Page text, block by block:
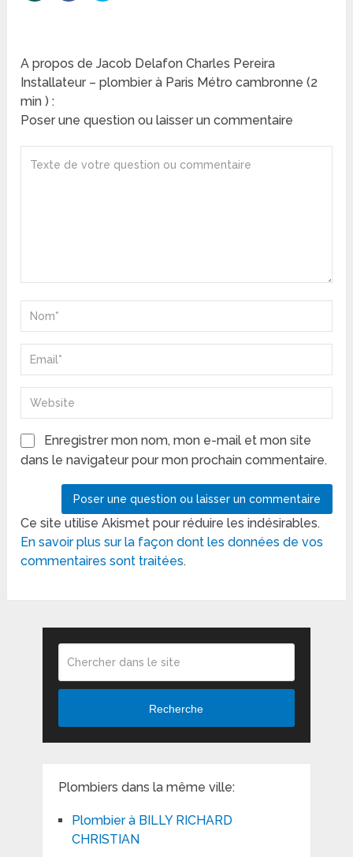
A propos de Jacob Delafon Charles Pereira
Installateur – plombier à Paris Métro cambronne (2
min ) :
Poser une question ou laisser un commentaire
Enregistrer mon nom, mon e-mail et mon site
dans le navigateur pour mon prochain commentaire.
Ce site utilise Akismet pour réduire les indésirables.
En savoir plus sur la façon dont les données de vos
commentaires sont traitées.
Recherche
Plombiers dans la même ville:
Plombier à BILLY RICHARD
CHRISTIAN